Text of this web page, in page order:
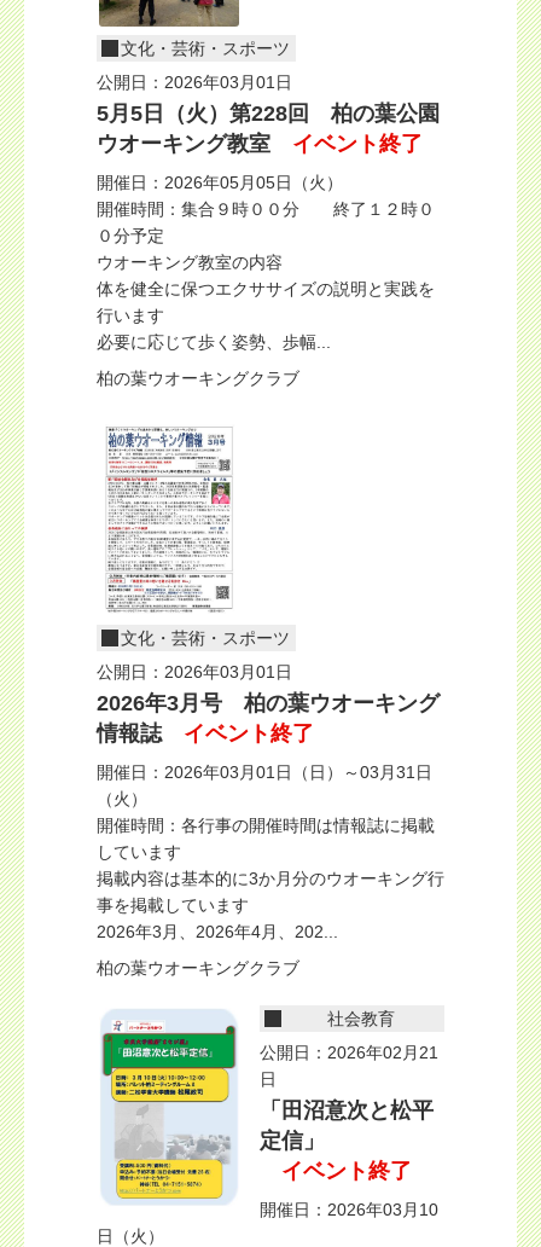
文化・芸術・スポーツ
公開日：2026年03月01日
5月5日（火）第228回 柏の葉公園
ウオーキング教室
イベント終了
開催日：2026年05月05日（火）
開催時間：集合９時００分 終了１２時０
０分予定
ウオーキング教室の内容
体を健全に保つエクササイズの説明と実践を
行います
必要に応じて歩く姿勢、歩幅...
柏の葉ウオーキングクラブ
文化・芸術・スポーツ
公開日：2026年03月01日
2026年3月号 柏の葉ウオーキング
情報誌
イベント終了
開催日：2026年03月01日（日）～03月31日
（火）
開催時間：各行事の開催時間は情報誌に掲載
しています
掲載内容は基本的に3か月分のウオーキング行
事を掲載しています
2026年3月、2026年4月、202...
柏の葉ウオーキングクラブ
社会教育
公開日：2026年02月21
日
「田沼意次と松平
定信」
イベント終了
開催日：2026年03月10
日（火）